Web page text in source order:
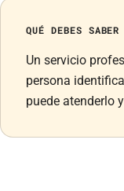
QUÉ DEBES SABER
Un servicio
persona
puede atenderlo